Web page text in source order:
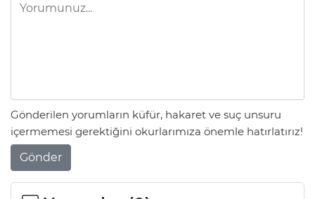
Gönderilen yorumların küfür, hakaret ve suç unsuru
içermemesi gerektiğini okurlarımıza önemle hatırlatırız!
Gönder